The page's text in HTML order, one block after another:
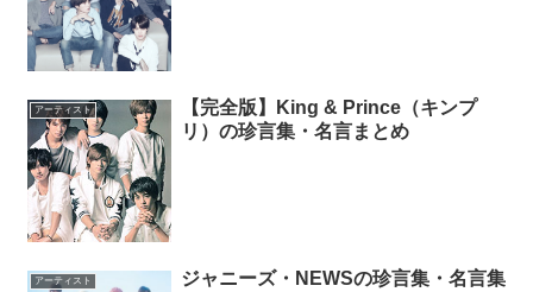
アーティスト
【完全版】King & Prince（キンプ
リ）の珍言集・名言まとめ
アーティスト ジャニーズ・NEWSの珍言集・名言集